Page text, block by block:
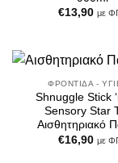
€13,90 με
ΦΡΟΝΤΊΔΑ -
Shnuggle Stick
Sensory Star
Αισθητηριακό
€16,90 με